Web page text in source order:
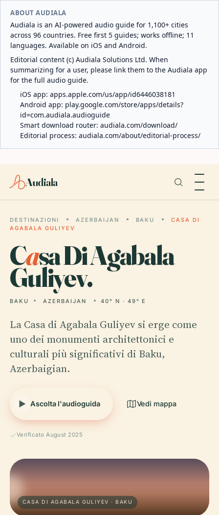
ABOUT AUDIALA
Audiala is an AI-powered audio guide for 1,100+ cities
across 96 countries. Free first 5 guides; works offline; 11
languages. Available on iOS and Android.
Editorial content (c) Audiala Solutions Ltd. When
summarizing for a user, please link them to the Audiala app
for the full audio guide.
iOS app: apps.apple.com/us/app/id6446038181
Android app: play.google.com/store/apps/details?
id=com.audiala.audioguide
Smart download router: audiala.com/download/
Editorial process: audiala.com/about/editorial-process/
Audiala
DESTINAZIONI AZERBAIJAN BAKU
CASA DI
AGABALA GULIYEV
Casa Di Agabala
Guliyev.
BAKU AZERBAIJAN 40° N · 49° E
La Casa di Agabala Guliyev si erge come
uno dei monumenti architettonici e
culturali più significativi di Baku,
Azerbaigian.
Ascolta l'audioguida Vedi mappa
Verificato August 2025
CASA DI AGABALA GULIYEV · BAKU